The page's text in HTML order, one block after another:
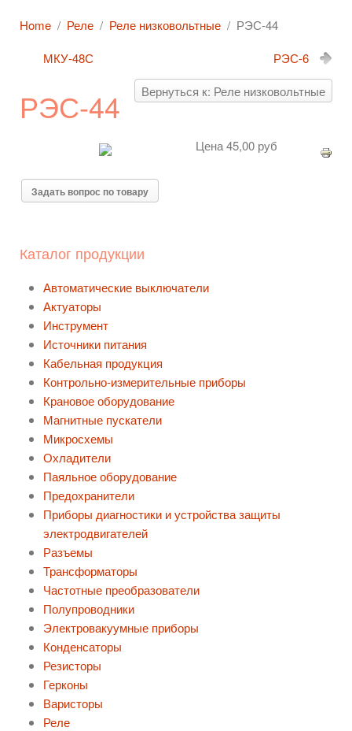
Home Реле Реле низковольтные
РЭС-44
МКУ-48С
РЭС-6
Вернуться к: Реле низковольтные
РЭС-44
Цена45,00 руб
Задать вопрос по товару
Каталог продукции
Автоматические выключатели
Актуаторы
Инструмент
Источники питания
Кабельная продукция
Контрольно-измерительные приборы
Крановое оборудование
Магнитные пускатели
Микросхемы
Охладители
Паяльное оборудование
Предохранители
Приборы диагностики и устройства защиты
электродвигателей
Разъемы
Трансформаторы
Частотные преобразователи
Полупроводники
Электровакуумные приборы
Конденсаторы
Резисторы
Герконы
Варисторы
Реле